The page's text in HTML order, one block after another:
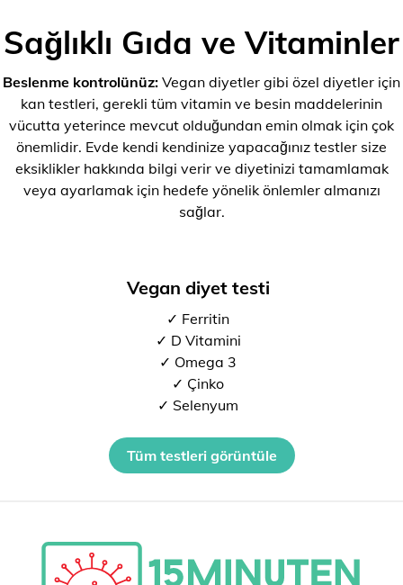
Sağlıklı Gıda ve Vitaminler
Beslenme kontrolünüz: Vegan diyetler gibi özel diyetler için
kan testleri, gerekli tüm vitamin ve besin maddelerinin
vücutta yeterince mevcut olduğundan emin olmak için çok
önemlidir. Evde kendi kendinize yapacağınız testler size
eksiklikler hakkında bilgi verir ve diyetinizi tamamlamak
veya ayarlamak için hedefe yönelik önlemler almanızı
sağlar.
Vegan diyet testi
✓ Ferritin
✓ D Vitamini
✓ Omega 3
✓ Çinko
✓ Selenyum
Tüm testleri görüntüle